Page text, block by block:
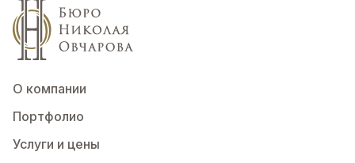
О компании
Портфолио
Услуги и цены